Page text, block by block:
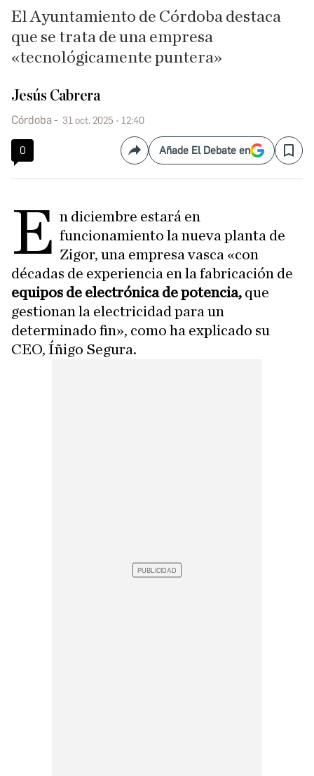
El Ayuntamiento de Córdoba destaca
que se trata de una empresa
«tecnológicamente puntera»
Jesús Cabrera
Córdoba 31 oct. 2025 - 12:40
0 CompartirAñade El Debate en Save
E n diciembre estará en
funcionamiento la nueva planta de
Zigor, una empresa vasca «con
décadas de experiencia en la fabricación de
equipos de electrónica de potencia, que
gestionan la electricidad para un
determinado fin», como ha explicado su
CEO, Íñigo Segura.